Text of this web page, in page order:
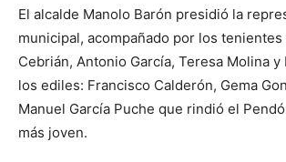
El alcalde Manolo Barón presidió la
municipal, acompañado por los tenientes
Cebrián, Antonio García, Teresa Molina y
los ediles: Francisco Calderón, Gema
Manuel García Puche que rindió el
más joven.